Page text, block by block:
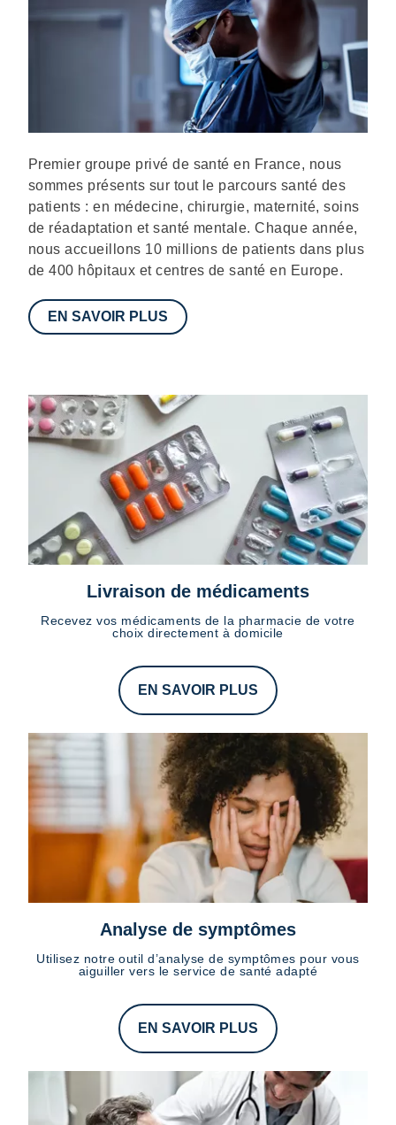
Description
Premier groupe privé de santé en France, nous
sommes présents sur tout le parcours santé des
patients : en médecine, chirurgie, maternité, soins
de réadaptation et santé mentale. Chaque année,
nous accueillons 10 millions de patients dans plus
de 400 hôpitaux et centres de santé en Europe.
EN SAVOIR PLUS
Livraison de médicaments
Recevez vos médicaments de la pharmacie de votre
choix directement à domicile
EN SAVOIR PLUS
Analyse de symptômes
Utilisez notre outil d’analyse de symptômes pour vous
aiguiller vers le service de santé adapté
EN SAVOIR PLUS